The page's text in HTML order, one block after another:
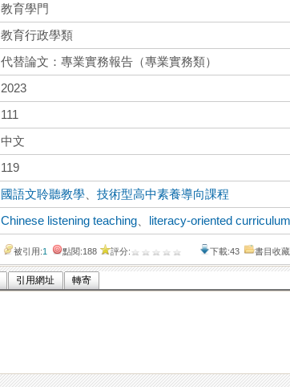
教育學門
教育行政學類
代替論文：專業實務報告（專業實務類）
2023
111
中文
119
國語文聆聽教學 、技術型高中素養導向課程
Chinese listening teaching
literacy-oriented
被引用:1 點閱:188 評分: 下載:43 書目收藏
引用網址 轉寄